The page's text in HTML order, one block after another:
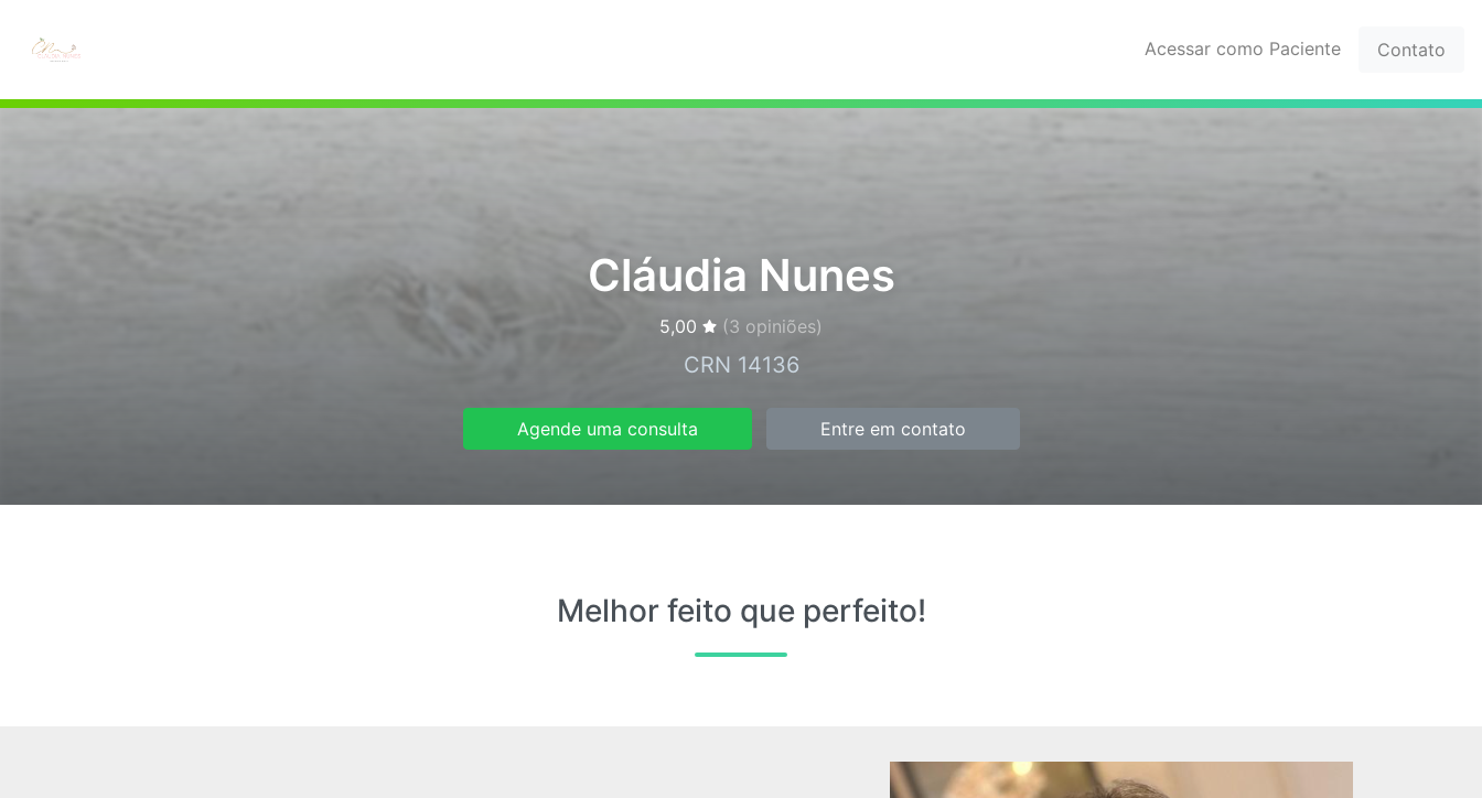
Acessar como Paciente Contato
Cláudia Nunes
5,00 (3 opiniões)
CRN 14136
Agende uma consulta Entre em contato
Melhor feito que perfeito!